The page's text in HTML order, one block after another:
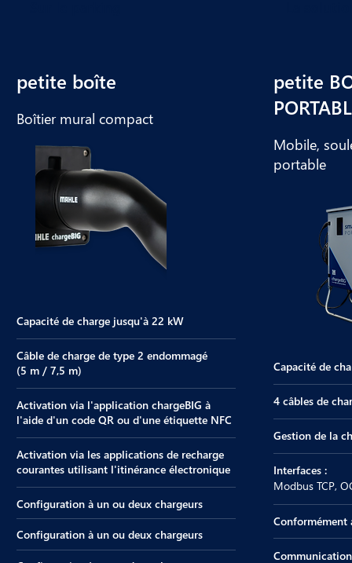
petite boîte
Boîtier mural compact
Capacité de charge jusqu'à 22 kW
Câble de charge de type 2 endommagé
(5 m / 7,5 m)
Activation via l'application chargeBIG à
l'aide d'un code QR ou d'une étiquette NFC
Activation via les applications de recharge
courantes utilisant l'itinérance électronique
Configuration à un ou deux chargeurs
Configuration à un ou deux chargeurs
petite
Mobile,
portable
Capacité de
4 câbles de
Gestion de la
Interfaces :
Modbus TCP,
Conformément